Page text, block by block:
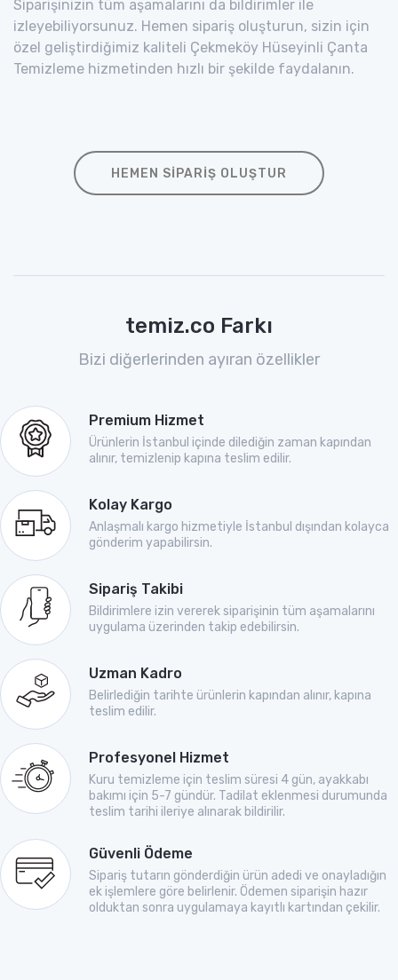
Siparişinizin tüm aşamalarını da bildirimler ile
izleyebiliyorsunuz. Hemen sipariş oluşturun, sizin için
özel geliştirdiğimiz kaliteli Çekmeköy Hüseyinli Çanta
Temizleme hizmetinden hızlı bir şekilde faydalanın.
HEMEN SIPARIŞ OLUŞTUR
temiz.co Farkı
Bizi diğerlerinden ayıran özellikler
Premium Hizmet
Ürünlerin İstanbul içinde dilediğin zaman kapından
alınır, temizlenip kapına teslim edilir.
Kolay Kargo
Anlaşmalı kargo hizmetiyle İstanbul dışından kolayca
gönderim yapabilirsin.
Sipariş Takibi
Bildirimlere izin vererek siparişinin tüm aşamalarını
uygulama üzerinden takip edebilirsin.
Uzman Kadro
Belirlediğin tarihte ürünlerin kapından alınır, kapına
teslim edilir.
Profesyonel Hizmet
Kuru temizleme için teslim süresi 4 gün, ayakkabı
bakımı için 5-7 gündür. Tadilat eklenmesi durumunda
teslim tarihi ileriye alınarak bildirilir.
Güvenli Ödeme
Sipariş tutarın gönderdiğin ürün adedi ve onayladığın
ek işlemlere göre belirlenir. Ödemen siparişin hazır
olduktan sonra uygulamaya kayıtlı kartından çekilir.